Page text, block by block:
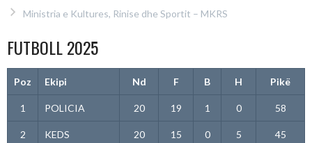
Ministria e Kultures, Rinise dhe Sportit – MKRS
FUTBOLL 2025
Poz Ekipi Nd F B H Pikë
1 POLICIA 20 19 1 0 58
2 KEDS 20 15 0 5 45